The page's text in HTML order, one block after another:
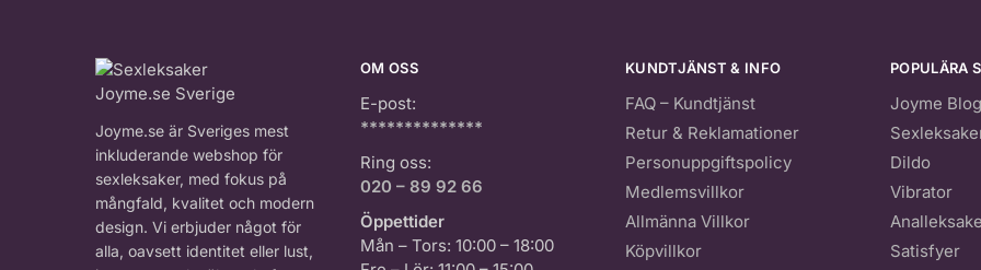
Joyme.se är Sveriges mest
inkluderande webshop för
sexleksaker, med fokus på
mångfald, kvalitet och modern
design. Vi erbjuder något för
alla, oavsett identitet eller lust,
OM OSS
E-post:
**************
Ring oss:
020 – 89 92 66
Öppettider
Mån – Tors: 10:00 – 18:00
KUNDTJÄNST & INFO
FAQ – Kundtjänst
Retur & Reklamationer
Personuppgiftspolicy
Medlemsvillkor
Allmänna Villkor
Köpvillkor
POPULÄRA
Joyme
Dildo
Vibrator
Satisfyer